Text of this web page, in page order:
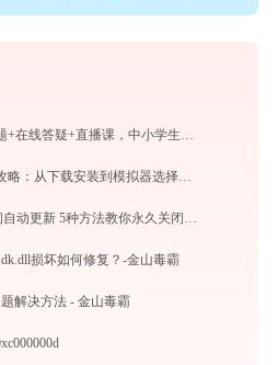
作业帮怎么用？拍照搜题+在线答疑+直播课，中小学生辅导全攻略
球球大作战电脑版完全攻略：从下载安装到模拟器选择，大屏冲分指南
Win10如何彻底永久关闭自动更新 5种方法教你永久关闭win10自动更新
损坏如何修复？-金山毒霸
解决方法 - 金山毒霸